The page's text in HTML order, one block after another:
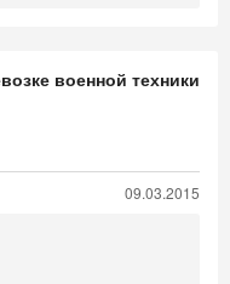
военной техники
09.03.2015